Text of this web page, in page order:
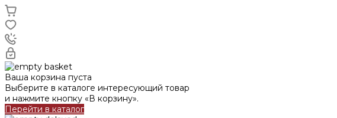
Ваша корзина пуста
Выберите в каталоге интересующий товар
и нажмите кнопку «В корзину».
Перейти в каталог